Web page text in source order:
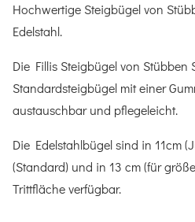
Hochwertige Steigbügel von
Edelstahl.
Die Fillis Steigbügel von Stübben
Standardsteigbügel mit einer
austauschbar und pflegeleicht.
Die Edelstahlbügel sind in 11cm
(Standard) und in 13 cm (für
Trittfläche verfügbar.